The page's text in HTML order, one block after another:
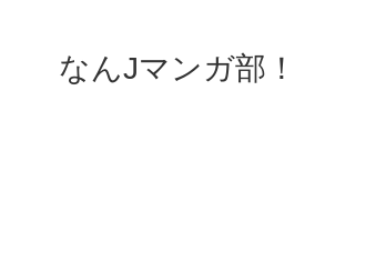
なんJマンガ部！